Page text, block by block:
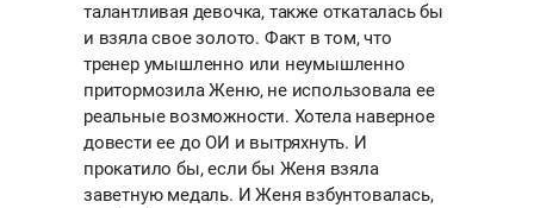
талантливая девочка, также откаталась бы
и взяла свое золото. Факт в том, что
тренер умышленно или неумышленно
притормозила Женю, не использовала ее
реальные возможности. Хотела наверное
довести ее до ОИ и вытряхнуть. И
прокатило бы, если бы Женя взяла
заветную медаль. И Женя взбунтовалась,